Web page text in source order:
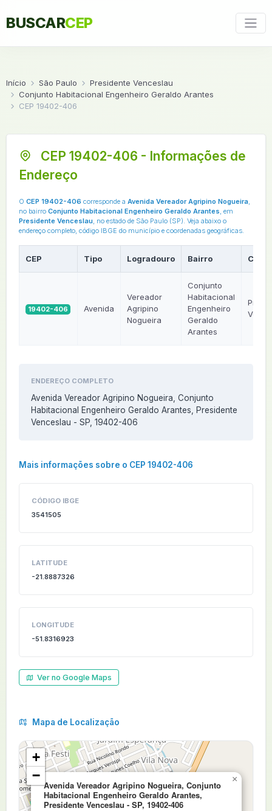
BUSCARCEP
Início São Paulo
Presidente Venceslau
Conjunto Habitacional Engenheiro Geraldo Arantes
CEP 19402-406
CEP 19402-406 - Informações de
Endereço
O CEP 19402-406 corresponde a Avenida Vereador Agripino Nogueira,
no bairro Conjunto Habitacional Engenheiro Geraldo Arantes, em
Presidente Venceslau, no estado de São Paulo (SP). Veja abaixo o
endereço completo, código IBGE do município e coordenadas geográficas.
CEP Tipo Logradouro Bairro
19402-406 Avenida
Vereador
Agripino
Nogueira
Conjunto
Habitacional
Engenheiro
Geraldo
Arantes
ENDEREÇO COMPLETO
Avenida Vereador Agripino Nogueira, Conjunto
Habitacional Engenheiro Geraldo Arantes, Presidente
Venceslau - SP, 19402-406
Mais informações sobre o CEP 19402-406
CÓDIGO IBGE
3541505
LATITUDE
-21.8887326
LONGITUDE
-51.8316923
Ver no Google Maps
Mapa de Localização
Avenida Vereador Agripino Nogueira, Conjunto
Habitacional Engenheiro Geraldo Arantes,
Presidente Venceslau - SP, 19402-406
×
+
−